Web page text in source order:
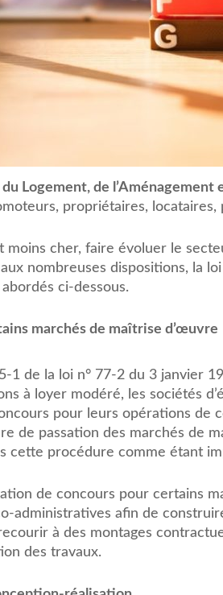
Logement, de
propriétaires,
cher, faire évoluer le
nombreuses dispositions, la
ci-dessous.
marchés de maîtrise d’œuvre
1 de la loi n° 77-2 du 3 janvier
à loyer modéré, les sociétés
pour leurs opérations de
de passation des marchés de
cette procédure comme étant
de concours pour certains
administratives afin de
à des montages
des travaux.